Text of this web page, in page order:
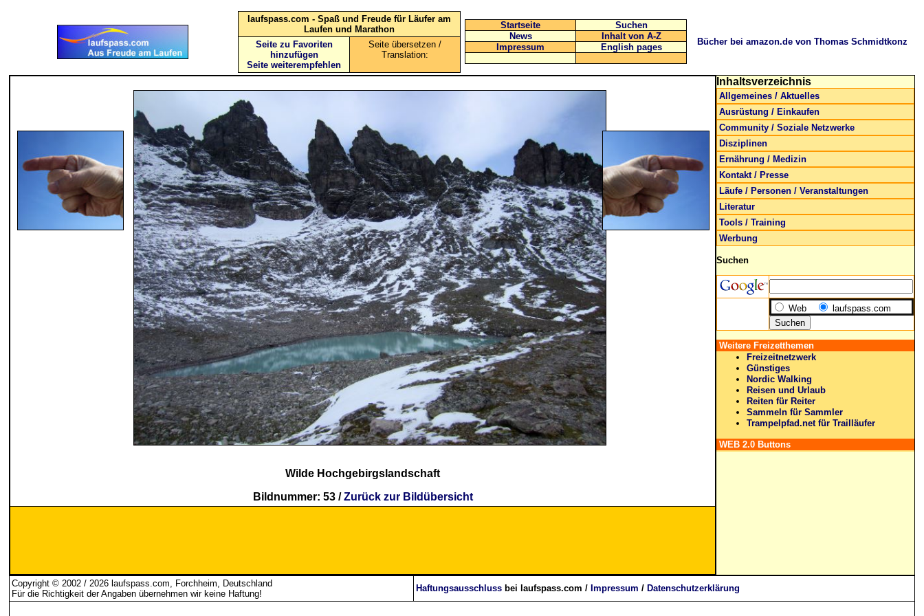
laufspass.com - Spaß und Freude für Läufer am
Laufen und Marathon
Seite zu Favoriten
hinzufügen
Seite weiterempfehlen
Seite übersetzen /
Translation:
Startseite
Suchen
News
Inhalt von A-Z
Impressum
English pages
Bücher bei amazon.de von Thomas Schmidtkonz
Wilde Hochgebirgslandschaft
Bildnummer: 53 /Zurück zur Bildübersicht
Inhaltsverzeichnis
Allgemeines / Aktuelles
Ausrüstung / Einkaufen
Community / Soziale Netzwerke
Disziplinen
Ernährung / Medizin
Kontakt / Presse
Läufe / Personen / Veranstaltungen
Literatur
Tools / Training
Werbung
Suchen
Web laufspass.com
Weitere Freizetthemen
Freizeitnetzwerk
Günstiges
Nordic Walking
Reisen und Urlaub
Reiten für Reiter
Sammeln für Sammler
Trampelpfad.net für Trailläufer
WEB 2.0 Buttons
Copyright © 2002 / 2026 laufspass.com, Forchheim, Deutschland
Für die Richtigkeit der Angaben übernehmen wir keine Haftung!
Haftungsausschluss bei laufspass.com / Impressum / Datenschutzerklärung